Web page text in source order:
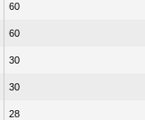
60
60
30
30
28